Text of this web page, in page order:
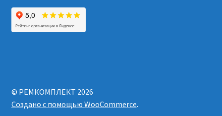
© РЕМКОМПЛЕКТ 2026
Создано с помощью WooCommerce.